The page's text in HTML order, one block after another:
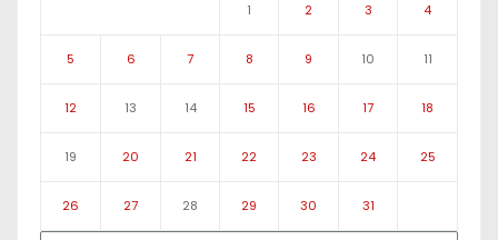
1 2 3 4
5 6 7 8 9 10 11
12 13 14 15 16 17 18
19 20 21 22 23 24 25
26 27 28 29 30 31